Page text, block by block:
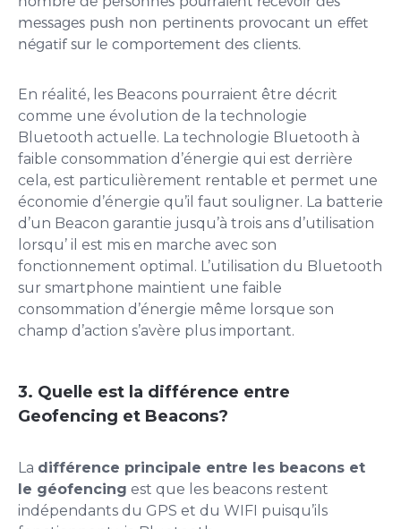
messages push non pertinents provocant un effet
négatif sur le comportement des clients.
En réalité, les Beacons pourraient être décrit
comme une évolution de la technologie
Bluetooth actuelle. La technologie Bluetooth à
faible consommation d’énergie qui est derrière
cela, est particulièrement rentable et permet une
économie d’énergie qu’il faut souligner. La batterie
d’un Beacon garantie jusqu’à trois ans d’utilisation
lorsqu’ il est mis en marche avec son
fonctionnement optimal. L’utilisation du Bluetooth
sur smartphone maintient une faible
consommation d’énergie même lorsque son
champ d’action s’avère plus important.
3. Quelle est la différence entre
Geofencing et Beacons?
La différence principale entre les beacons et
le géofencing est que les beacons restent
indépendants du GPS et du WIFI puisqu’ils